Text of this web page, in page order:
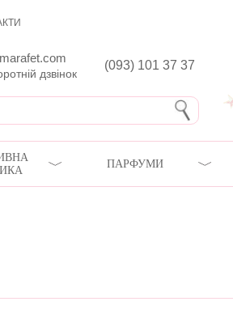
(093) 101 37 37
дзвінок
ПАРФУМИ